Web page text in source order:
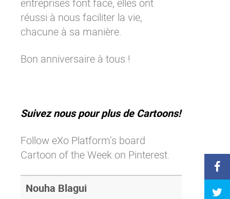
entreprises font face, elles ont
réussi à nous faciliter la vie,
chacune à sa manière.
Bon anniversaire à tous !
Suivez nous pour plus de Cartoons!
Follow eXo Platform’s board
Cartoon of the Week on Pinterest.
Nouha Blagui